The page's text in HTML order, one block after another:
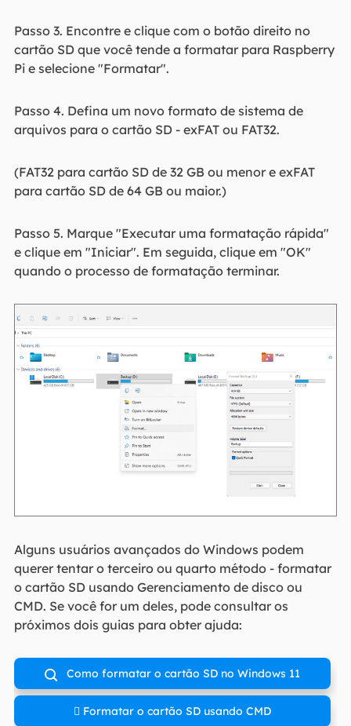
Passo 3. Encontre e clique com o botão direito no
cartão SD que você tende a formatar para Raspberry
Pi e selecione "Formatar".
Passo 4. Defina um novo formato de sistema de
arquivos para o cartão SD - exFAT ou FAT32.
(FAT32 para cartão SD de 32 GB ou menor e exFAT
para cartão SD de 64 GB ou maior.)
Passo 5. Marque "Executar uma formatação rápida"
e clique em "Iniciar". Em seguida, clique em "OK"
quando o processo de formatação terminar.
Alguns usuários avançados do Windows podem
querer tentar o terceiro ou quarto método - formatar
o cartão SD usando Gerenciamento de disco ou
CMD. Se você for um deles, pode consultar os
próximos dois guias para obter ajuda:
 Como formatar o cartão SD no Windows 11
 Formatar o cartão SD usando CMD